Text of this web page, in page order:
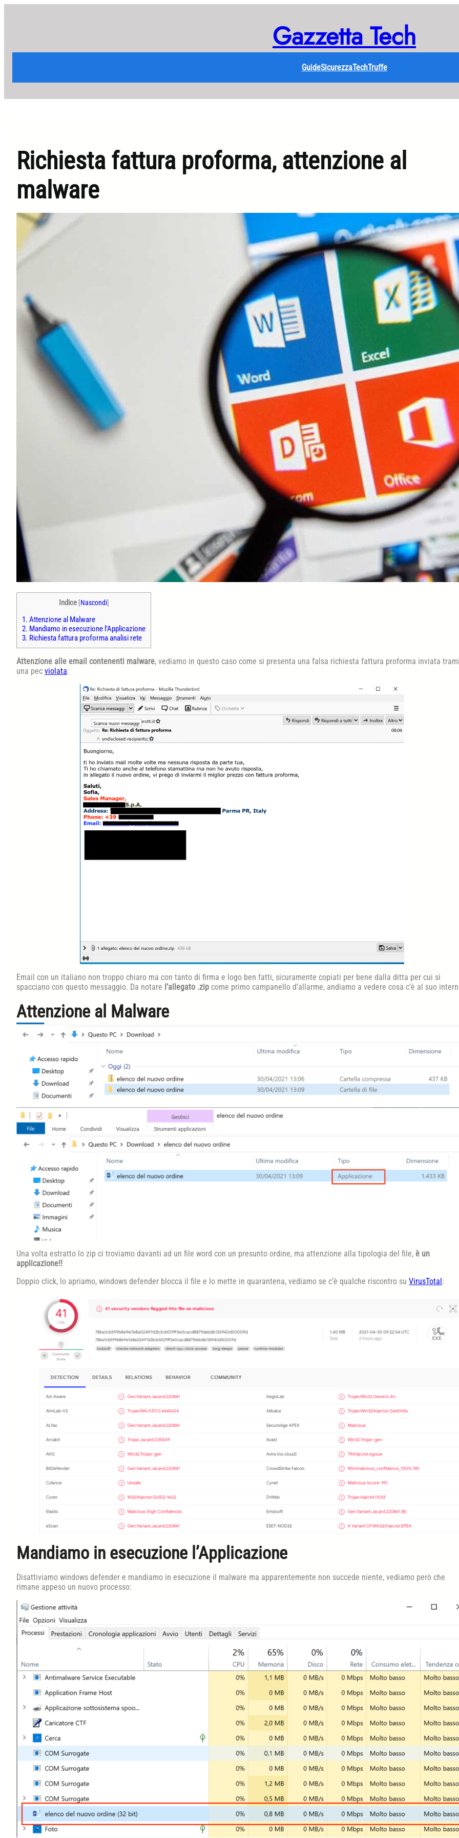
Gazzetta Tech
GuideSicurezzaTechTruffe
Richiesta fattura proforma, attenzione al
malware
Indice [Nascondi]
1. Attenzione al Malware
2. Mandiamo in esecuzione l’Applicazione
3. Richiesta fattura proforma analisi rete
Attenzione alle email contenenti malware, vediamo in questo caso come si presenta una falsa richiesta fattura proforma inviata
una pec violata:
Email con un italiano non troppo chiaro ma con tanto di firma e logo ben fatti, sicuramente copiati per bene dalla ditta per cui si
spacciano con questo messaggio. Da notare l’allegato .zip come primo campanello d’allarme, andiamo a vedere cosa c’è al suo
Attenzione al Malware
Una volta estratto lo zip ci troviamo davanti ad un file word con un presunto ordine, ma attenzione alla tipologia del file, è un
applicazione!!
Doppio click, lo apriamo, windows defender blocca il file e lo mette in quarantena, vediamo se c’è qualche riscontro su VirusTotal :
Mandiamo in esecuzione l’Applicazione
Disattiviamo windows defender e mandiamo in esecuzione il malware ma apparentemente non succede niente, vediamo però che
rimane appeso un nuovo processo: